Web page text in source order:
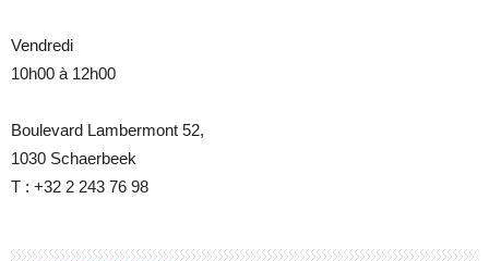
Vendredi
10h00 à 12h00
Boulevard Lambermont 52,
1030 Schaerbeek
T : +32 2 243 76 98